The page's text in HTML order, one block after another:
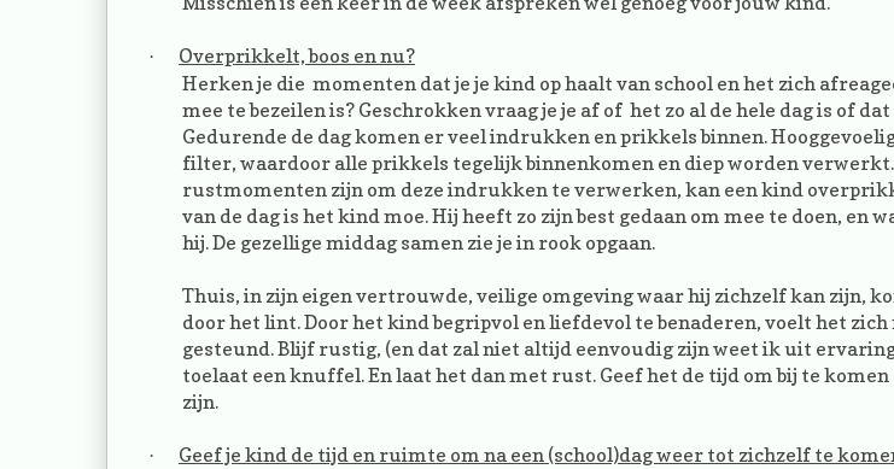
·
Overprikkelt, boos en nu?
Herken je die momenten dat je je kind op haalt van school en het zich
mee te bezeilen is? Geschrokken vraag je je af of het zo al de hele dag is of
Gedurende de dag komen er veel indrukken en prikkels binnen.
filter, waardoor alle prikkels tegelijk binnenkomen en diep worden
rustmomenten zijn om deze indrukken te verwerken, kan een kind
van de dag is het kind moe. Hij heeft zo zijn best gedaan om mee te doen, en
hij. De gezellige middag samen zie je in rook opgaan.
Thuis, in zijn eigen vertrouwde, veilige omgeving waar hij zichzelf kan zijn,
door het lint. Door het kind begripvol en liefdevol te benaderen, voelt het
gesteund. Blijf rustig, (en dat zal niet altijd eenvoudig zijn weet ik uit
toelaat een knuffel. En laat het dan met rust. Geef het de tijd om bij te komen
zijn.
·
Geef je kind de tijd en ruimte om na een (school)dag weer tot zichzelf te